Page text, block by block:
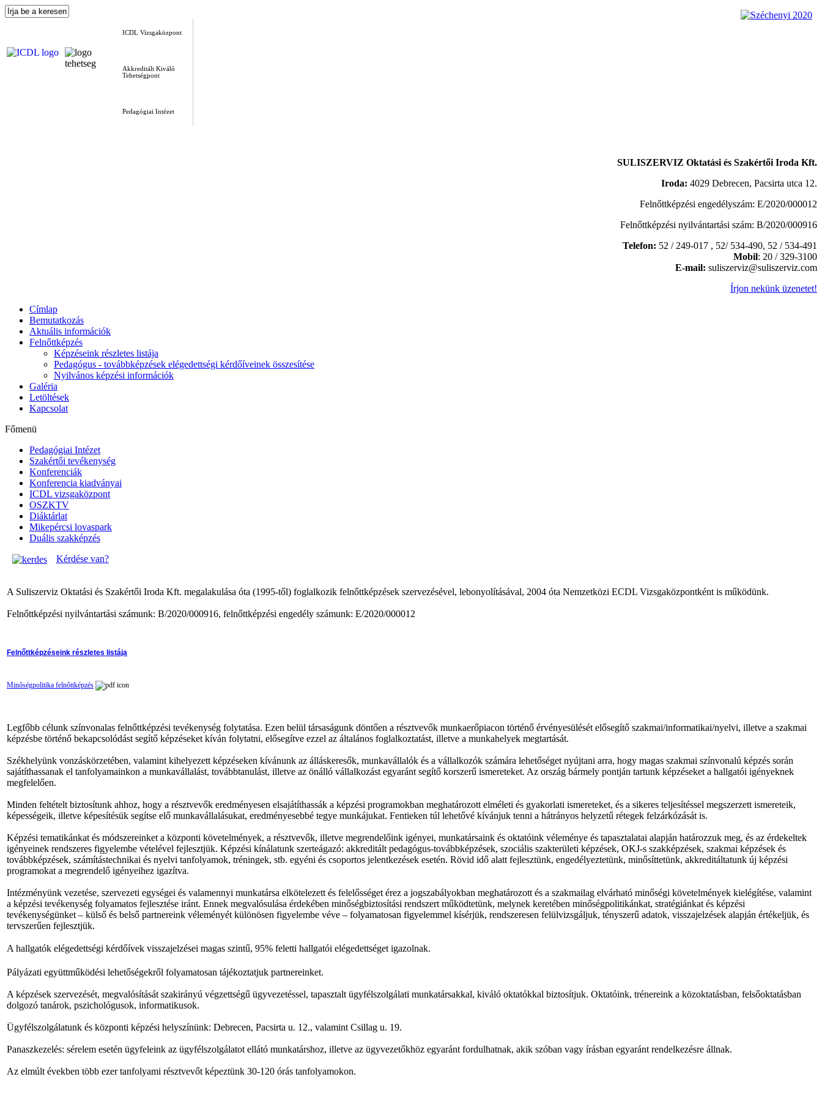
ICDL Vizsgaközpont
Akkreditált Kiváló
Tehetségpont
Pedagógiai Intézet
SULISZERVIZ Oktatási és Szakértői Iroda Kft.
Iroda: 4029 Debrecen, Pacsirta utca 12.
Felnőttképzési engedélyszám: E/2020/000012
Felnőttképzési nyilvántartási szám: B/2020/000916
Telefon: 52 / 249-017 , 52/ 534-490, 52 / 534-491
Mobil: 20 / 329-3100
E-mail: suliszerviz@suliszerviz.com
Írjon nekünk üzenetet!
Címlap
Bemutatkozás
Aktuális információk
Felnőttképzés
Képzéseink részletes listája
Pedagógus - továbbképzések elégedettségi kérdőíveinek összesítése
Nyilvános képzési információk
Galéria
Letöltések
Kapcsolat
Főmenü
Pedagógiai Intézet
Szakértői tevékenység
Konferenciák
Konferencia kiadványai
ICDL vizsgaközpont
OSZKTV
Diáktárlat
Mikepércsi lovaspark
Duális szakképzés
Kérdése van?
A Suliszerviz Oktatási és Szakértői Iroda Kft. megalakulása óta (1995-től) foglalkozik felnőttképzések szervezésével, lebonyolításával, 2004 óta Nemzetközi ECDL Vizsgaközpontként is működünk.
Felnőttképzési nyilvántartási számunk: B/2020/000916, felnőttképzési engedély számunk: E/2020/000012
Felnőttképzéseink részletes listája
Minőségpolitika felnőttképzés
Legfőbb célunk színvonalas felnőttképzési tevékenység folytatása. Ezen belül társaságunk döntően a résztvevők munkaerőpiacon történő érvényesülését elősegítő szakmai/informatikai/nyelvi, illetve a szakmai
képzésbe történő bekapcsolódást segítő képzéseket kíván folytatni, elősegítve ezzel az általános foglalkoztatást, illetve a munkahelyek megtartását.
Székhelyünk vonzáskörzetében, valamint kihelyezett képzéseken kívánunk az álláskeresők, munkavállalók és a vállalkozók számára lehetőséget nyújtani arra, hogy magas szakmai színvonalú képzés során
sajátíthassanak el tanfolyamainkon a munkavállalást, továbbtanulást, illetve az önálló vállalkozást egyaránt segítő korszerű ismereteket. Az ország bármely pontján tartunk képzéseket a hallgatói igényeknek
megfelelően.
Minden feltételt biztosítunk ahhoz, hogy a résztvevők eredményesen elsajátíthassák a képzési programokban meghatározott elméleti és gyakorlati ismereteket, és a sikeres teljesítéssel megszerzett ismereteik,
képességeik, illetve képesítésük segítse elő munkavállalásukat, eredményesebbé tegye munkájukat. Fentieken túl lehetővé kívánjuk tenni a hátrányos helyzetű rétegek felzárkózását is.
Képzési tematikánkat és módszereinket a központi követelmények, a résztvevők, illetve megrendelőink igényei, munkatársaink és oktatóink véleménye és tapasztalatai alapján határozzuk meg, és az érdekeltek
igényeinek rendszeres figyelembe vételével fejlesztjük. Képzési kínálatunk szerteágazó: akkreditált pedagógus-továbbképzések, szociális szakterületi képzések, OKJ-s szakképzések, szakmai képzések és
továbbképzések, számítástechnikai és nyelvi tanfolyamok, tréningek, stb. egyéni és csoportos jelentkezések esetén. Rövid idő alatt fejlesztünk, engedélyeztetünk, minősíttetünk, akkreditáltatunk új képzési
programokat a megrendelő igényeihez igazítva.
Intézményünk vezetése, szervezeti egységei és valamennyi munkatársa elkötelezett és felelősséget érez a jogszabályokban meghatározott és a szakmailag elvárható minőségi követelmények kielégítése, valamint
a képzési tevékenység folyamatos fejlesztése iránt. Ennek megvalósulása érdekében minőségbiztosítási rendszert működtetünk, melynek keretében minőségpolitikánkat, stratégiánkat és képzési
tevékenységünket – külső és belső partnereink véleményét különösen figyelembe véve – folyamatosan figyelemmel kísérjük, rendszeresen felülvizsgáljuk, tényszerű adatok, visszajelzések alapján értékeljük, és
tervszerűen fejlesztjük.
A hallgatók elégedettségi kérdőívek visszajelzései magas szintű, 95% feletti hallgatói elégedettséget igazolnak.
Pályázati együttműködési lehetőségekről folyamatosan tájékoztatjuk partnereinket.
A képzések szervezését, megvalósítását szakirányú végzettségű ügyvezetéssel, tapasztalt ügyfélszolgálati munkatársakkal, kiváló oktatókkal biztosítjuk. Oktatóink, trénereink a közoktatásban, felsőoktatásban
dolgozó tanárok, pszichológusok, informatikusok.
Ügyfélszolgálatunk és központi képzési helyszínünk: Debrecen, Pacsirta u. 12., valamint Csillag u. 19.
Panaszkezelés: sérelem esetén ügyfeleink az ügyfélszolgálatot ellátó munkatárshoz, illetve az ügyvezetőkhöz egyaránt fordulhatnak, akik szóban vagy írásban egyaránt rendelkezésre állnak.
Az elmúlt években több ezer tanfolyami résztvevőt képeztünk 30-120 órás tanfolyamokon.